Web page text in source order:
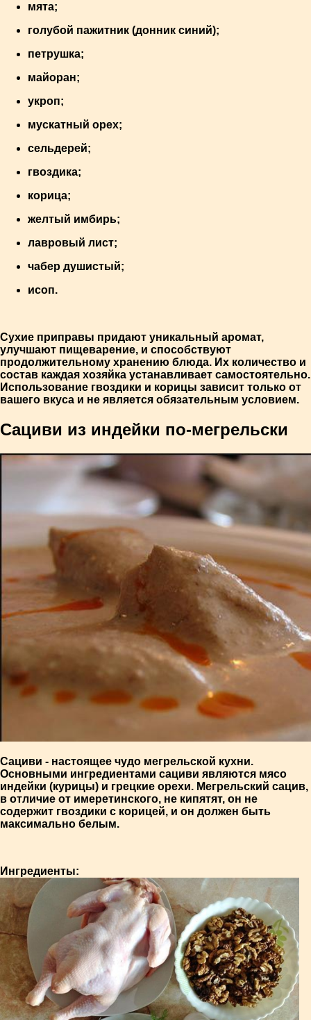
мята;
голубой пажитник (донник синий);
петрушка;
майоран;
укроп;
мускатный орех;
сельдерей;
гвоздика;
корица;
желтый имбирь;
лавровый лист;
чабер душистый;
исоп.
Сухие приправы придают уникальный аромат,
улучшают пищеварение, и способствуют
продолжительному хранению блюда. Их количество и
состав каждая хозяйка устанавливает самостоятельно.
Использование гвоздики и корицы зависит только от
вашего вкуса и не является обязательным условием.
Сациви из индейки по-мегрельски
Сациви - настоящее чудо мегрельской кухни.
Основными ингредиентами сациви являются мясо
индейки (курицы) и грецкие орехи. Мегрельский сацив,
в отличие от имеретинского, не кипятят, он не
содержит гвоздики с корицей, и он должен быть
максимально белым.
Ингредиенты: